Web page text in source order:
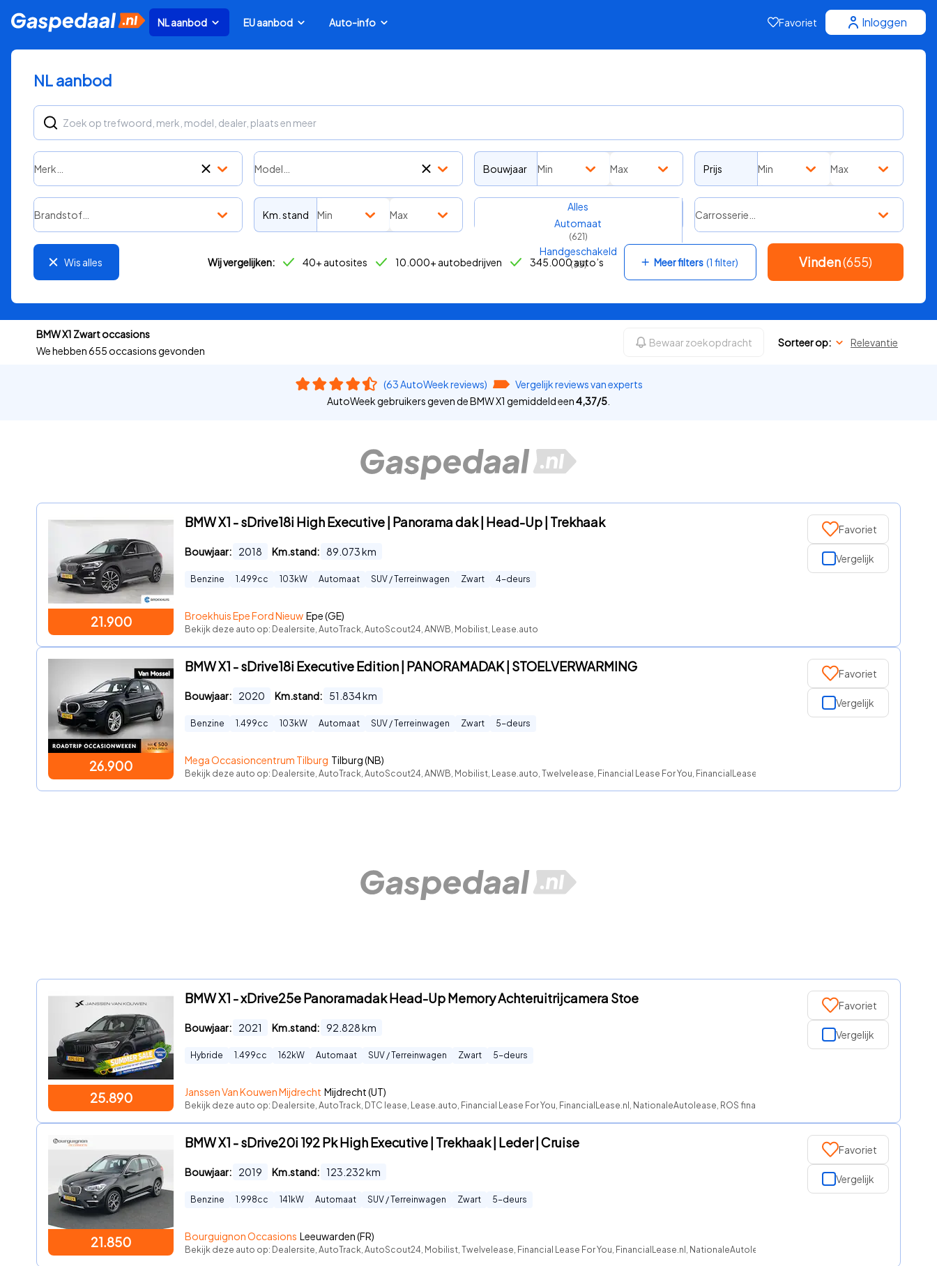
NL aanbod EU aanbod Auto-info Favoriet Inloggen
NL aanbod
Merk… Model… Bouwjaar Min Max Prijs Min Max
Brandstof… Km. stand Min Max
Transmissie
Alles
Automaat
(621)
Handgeschakeld
(33)
Carrosserie…
Meer filters (1 filter)
Wis alles Vinden(655)
Wij vergelijken: 40+ autosites 10.000+ autobedrijven 345.000 auto’s
BMW X1 Zwart occasions
We hebben655 occasions gevonden
Bewaar zoekopdracht Sorteer op: Relevantie
(63 AutoWeek reviews)
Vergelijk reviews van experts
AutoWeek gebruikers geven de BMW X1 gemiddeld een4,37/5
21.900
BMW X1 - sDrive18i High Executive | Panorama dak | Head-Up | Trekhaak
Bouwjaar: 2018 Km.stand: 89.073km
Benzine 1.499cc 103 kW Automaat SUV / Terreinwagen Zwart 4-deurs
Broekhuis Epe Ford Nieuw Epe (GE)
Bekijk deze auto op: Dealersite, AutoTrack, AutoScout24, ANWB, Mobilist, Lease.auto
Favoriet
Vergelijk
26.900
BMW X1 - sDrive18i Executive Edition | PANORAMADAK | STOELVERWARMING
Bouwjaar: 2020 Km.stand: 51.834km
Benzine 1.499cc 103 kW Automaat SUV / Terreinwagen Zwart 5-deurs
Mega Occasioncentrum Tilburg Tilburg (NB)
Bekijk deze auto op: Dealersite, AutoTrack, AutoScout24, ANWB, Mobilist, Lease.auto, Twelvelease, Financial Lease For You, FinancialLease.nl, NationaleAutolease, ROS finance
Favoriet
Vergelijk
25.890
BMW X1 - xDrive25e Panoramadak Head-Up Memory Achteruitrijcamera Stoe
Bouwjaar: 2021 Km.stand: 92.828km
Hybride 1.499cc 162kW Automaat SUV / Terreinwagen Zwart 5-deurs
Janssen Van Kouwen Mijdrecht Mijdrecht (UT)
Bekijk deze auto op: Dealersite, AutoTrack, DTC lease, Lease.auto, Financial Lease For You, FinancialLease.nl, NationaleAutolease, ROS finance
Favoriet
Vergelijk
21.850
BMW X1 - sDrive20i 192 Pk High Executive | Trekhaak | Leder | Cruise
Bouwjaar: 2019 Km.stand: 123.232km
Benzine 1.998cc 141 kW Automaat SUV / Terreinwagen Zwart 5-deurs
Bourguignon Occasions Leeuwarden (FR)
Bekijk deze auto op: Dealersite, AutoTrack, AutoScout24, Mobilist, Twelvelease, Financial Lease For You, FinancialLease.nl, NationaleAutolease, ROS finance
Favoriet
Vergelijk